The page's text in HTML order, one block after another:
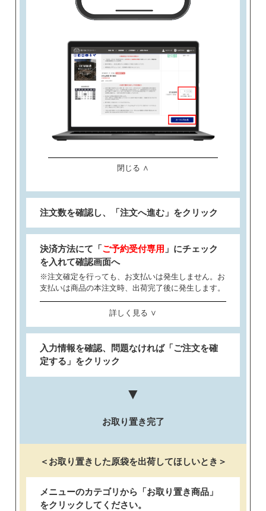
閉じる ∧
注文数を確認し、「注文へ進む」をクリック
決済方法にて「 ご予約受付専用 」にチェック
を入れて確認画面へ
※注文確定を行っても、お支払いは発生しません。お
支払いは商品の本注文時、出荷完了後に発生します。
詳しく見る ∨
入力情報を確認、問題なければ「ご注文を確
定する」をクリック
▼
お取り置き完了
＜お取り置きした原袋を出荷してほしいとき＞
メニューのカテゴリから「お取り置き商品」
をクリックしてください。